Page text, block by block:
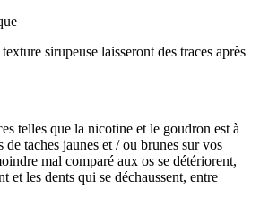
sirupeuse laisseront des traces après
telles que la nicotine et le goudron est à
de taches jaunes et / ou brunes sur vos
mal comparé aux os se détériorent,
et les dents qui se déchaussent, entre